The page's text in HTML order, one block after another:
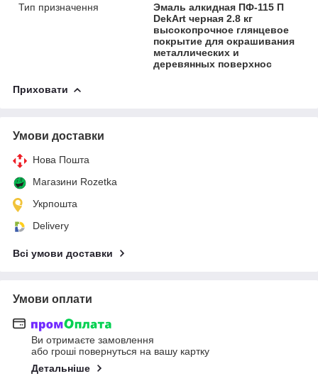
Тип призначення
Эмаль алкидная ПФ-115 П
DekArt черная 2.8 кг
высокопрочное глянцевое
покрытие для окрашивания
металлических и
деревянных поверхнос
Приховати
Умови доставки
Нова Пошта
Магазини Rozetka
Укрпошта
Delivery
Всі умови доставки
Умови оплати
Ви отримаєте замовлення
або гроші повернуться на вашу картку
Детальніше